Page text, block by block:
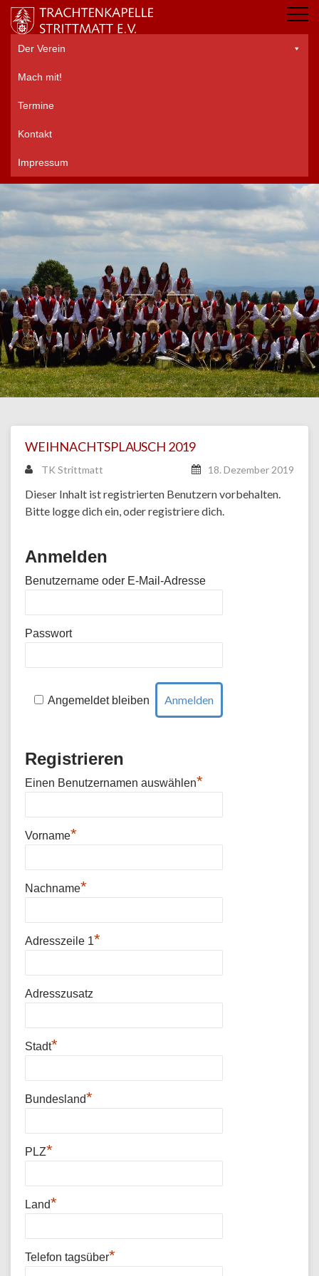
Der Verein
Mach mit!
Termine
Kontakt
Impressum
WEIHNACHTSPLAUSCH 2019
TK Strittmatt 18. Dezember 2019
Dieser Inhalt ist registrierten Benutzern vorbehalten.
Bitte logge dich ein, oder registriere dich.
Anmelden
Benutzername oder E-Mail-Adresse
Passwort
Angemeldet bleiben
Registrieren
Einen Benutzernamen auswählen*
Vorname*
Nachname*
Adresszeile 1*
Adresszusatz
Stadt*
Bundesland*
PLZ*
Land*
Telefon tagsüber*